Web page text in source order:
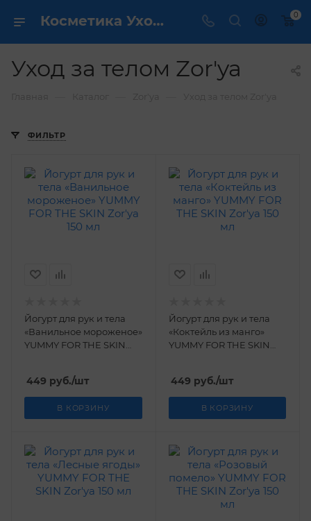
Косметика Уход за телом Zor'ya - купить в интернет магазине ✔️ по выгодной цене 0
Уход за телом Zor'ya
ФИЛЬТР
Йогурт для рук и тела
«Ванильное мороженое»
YUMMY FOR THE SKIN
449 руб./шт
В КОРЗИНУ
Йогурт для рук и тела
«Коктейль из манго»
YUMMY FOR THE SKIN
449 руб./шт
В КОРЗИНУ